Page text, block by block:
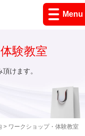
Menu
> ワークショップ・体験教室
験教室
けます。